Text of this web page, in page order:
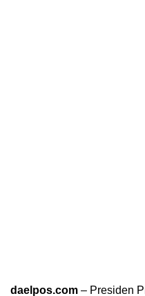
daelpos.com – Presiden